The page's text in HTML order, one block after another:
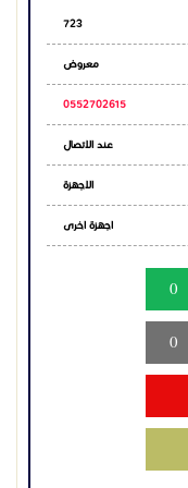
عالية الدقة
723
معروض
0552702615
عند الاتصال
الاجهزة
اجهزة اخرى
0
0
Toggle